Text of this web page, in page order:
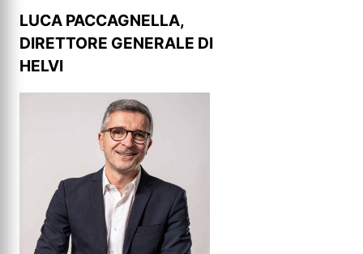
LUCA PACCAGNELLA,
DIRETTORE GENERALE DI
HELVI